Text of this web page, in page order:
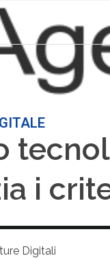
i
Digitali